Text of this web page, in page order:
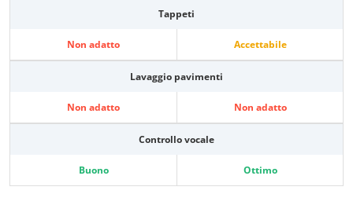
Tappeti
Non adatto Accettabile
Lavaggio pavimenti
Non adatto Non adatto
Controllo vocale
Buono Ottimo